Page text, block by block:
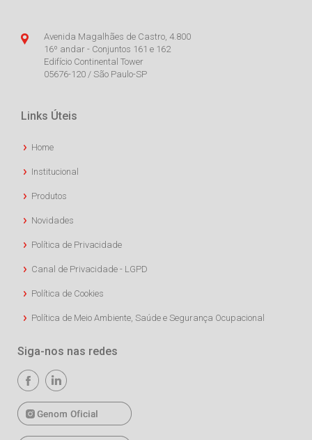
Avenida Magalhães de Castro, 4.800
16º andar - Conjuntos 161 e 162
Edifício Continental Tower
05676-120 / São Paulo-SP
Links Úteis
Home
Institucional
Produtos
Novidades
Política de Privacidade
Canal de Privacidade - LGPD
Política de Cookies
Política de Meio Ambiente, Saúde e Segurança Ocupacional
Siga-nos nas redes